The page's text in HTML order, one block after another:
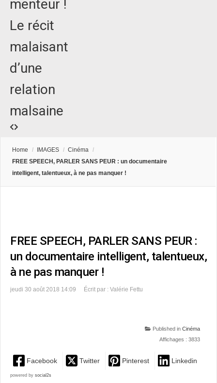
menteur !
Le récit
malaisant
d’une
relation
malsaine
Home / IMAGES / Cinéma /
FREE SPEECH, PARLER SANS PEUR : un documentaire
intelligent, talentueux, à ne pas manquer !
FREE SPEECH, PARLER SANS PEUR :
un documentaire intelligent, talentueux,
à ne pas manquer !
jeudi 30 août 2018 14:09 Écrit par : Valérie Fettu
Published in Cinéma
Affichages : 3833
Facebook Twitter Pinterest Linkedin
powered by social2s